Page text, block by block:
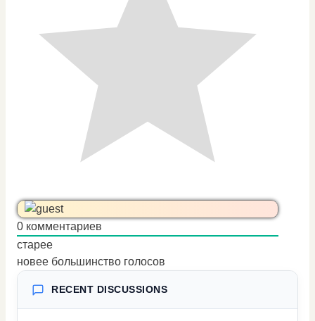
0 комментариев
старее
новее большинство голосов
RECENT DISCUSSIONS